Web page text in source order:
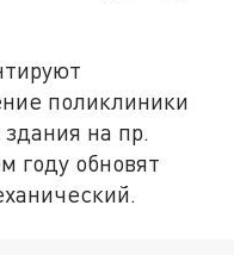
поликлиники
на пр.
году обновят